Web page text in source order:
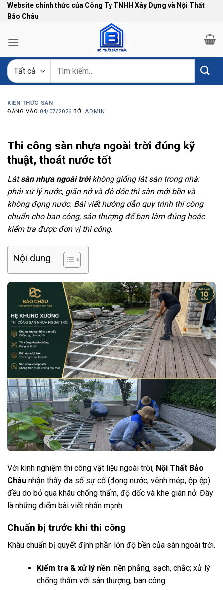
Bỏ
qua
dung
Website chính thức của Công Ty TNHH Xây Dựng và Nội Thất
Bảo Châu
kiếm:
KIẾN THỨC SÀN
ĐĂNG VÀO 04/07/2026 BỞIADMIN
Thi công sàn nhựa ngoài trời đúng kỹ
thuật, thoát nước tốt
Látsàn nhựa ngoài trờikhông giống lát sàn trong nhà:
phải xử lý nước, giãn nở và độ dốc thì sàn mới bền và
không đọng nước. Bài viết hướng dẫn quy trình thi công
chuẩn cho ban công, sân thượng để bạn làm đúng hoặc
kiểm tra được đơn vị thi công.
Nội dung
Với kinh nghiệm thi công vật liệu ngoài trời, Nội Thất Bảo
Châu nhận thấy đa số sự cố (đọng nước, vênh mép, ộp ệp)
đều do bỏ qua khâu chống thấm, độ dốc và khe giãn nở. Đây
là những điểm bài viết nhấn mạnh.
Chuẩn bị trước khi thi công
Khâu chuẩn bị quyết định phần lớn độ bền của sàn ngoài trời.
Kiểm tra & xử lý nền:nền phẳng, sạch, chắc; xử lý
chống thấm với sân thượng, ban công.